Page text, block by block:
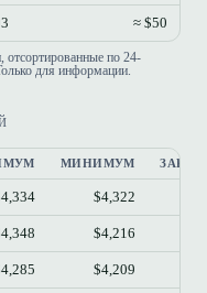
≈ $50
отсортированные по 24-
для информации.
МИНИМУМ
$4,322
$4,216
$4,209